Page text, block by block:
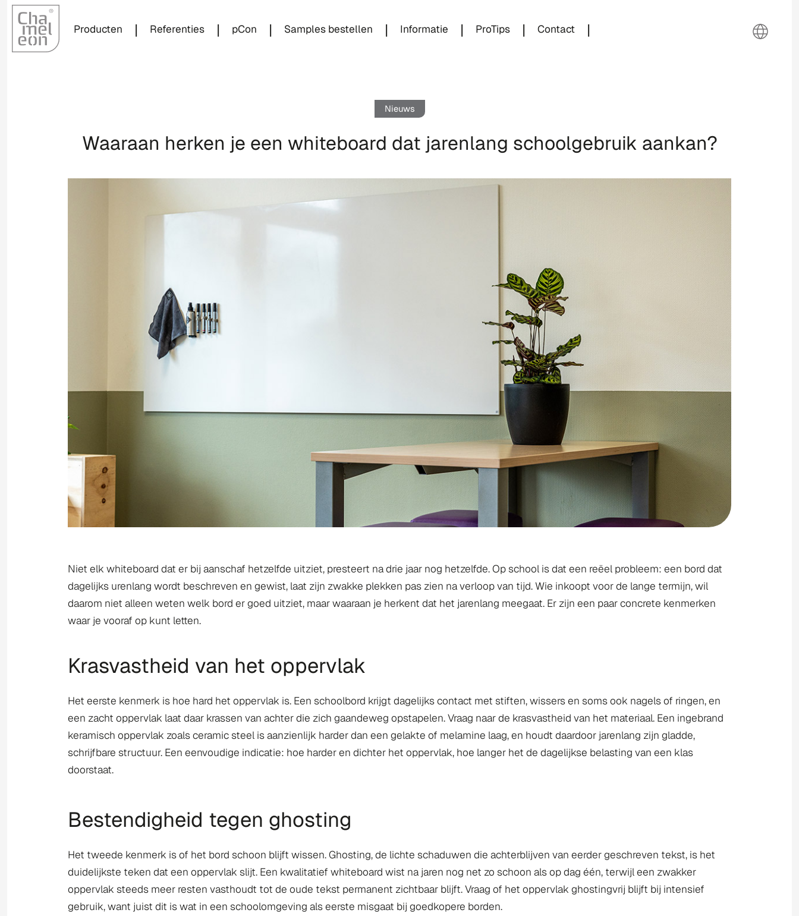
Producten | Referenties | pCon | Samples bestellen | Informatie | ProTips | Contact |
Nieuws
Waaraan herken je een whiteboard dat jarenlang schoolgebruik aankan?
Niet elk whiteboard dat er bij aanschaf hetzelfde uitziet, presteert na drie jaar nog hetzelfde. Op school is dat een reëel probleem: een bord dat
dagelijks urenlang wordt beschreven en gewist, laat zijn zwakke plekken pas zien na verloop van tijd. Wie inkoopt voor de lange termijn, wil
daarom niet alleen weten welk bord er goed uitziet, maar waaraan je herkent dat het jarenlang meegaat. Er zijn een paar concrete kenmerken
waar je vooraf op kunt letten.
Krasvastheid van het oppervlak
Het eerste kenmerk is hoe hard het oppervlak is. Een schoolbord krijgt dagelijks contact met stiften, wissers en soms ook nagels of ringen, en
een zacht oppervlak laat daar krassen van achter die zich gaandeweg opstapelen. Vraag naar de krasvastheid van het materiaal. Een ingebrand
keramisch oppervlak zoals ceramic steel is aanzienlijk harder dan een gelakte of melamine laag, en houdt daardoor jarenlang zijn gladde,
schrijfbare structuur. Een eenvoudige indicatie: hoe harder en dichter het oppervlak, hoe langer het de dagelijkse belasting van een klas
doorstaat.
Bestendigheid tegen ghosting
Het tweede kenmerk is of het bord schoon blijft wissen. Ghosting, de lichte schaduwen die achterblijven van eerder geschreven tekst, is het
duidelijkste teken dat een oppervlak slijt. Een kwalitatief whiteboard wist na jaren nog net zo schoon als op dag één, terwijl een zwakker
oppervlak steeds meer resten vasthoudt tot de oude tekst permanent zichtbaar blijft. Vraag of het oppervlak ghostingvrij blijft bij intensief
gebruik, want juist dit is wat in een schoolomgeving als eerste misgaat bij goedkopere borden.